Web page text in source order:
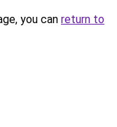
you can return to